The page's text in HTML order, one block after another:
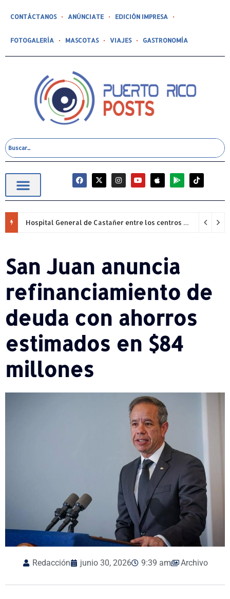
CONTÁCTANOS ANÚNCIATE EDICIÓN IMPRESA
FOTOGALERÍA MASCOTAS VIAJES GASTRONOMÍA
Hospital General de Castañer entre los centros de salud comunitarios con mejor desempeño clínico de Estados Unidos
San Juan anuncia
refinanciamiento de
deuda con ahorros
estimados en $84
millones
Redacción junio 30, 2026 9:39 am Archivo